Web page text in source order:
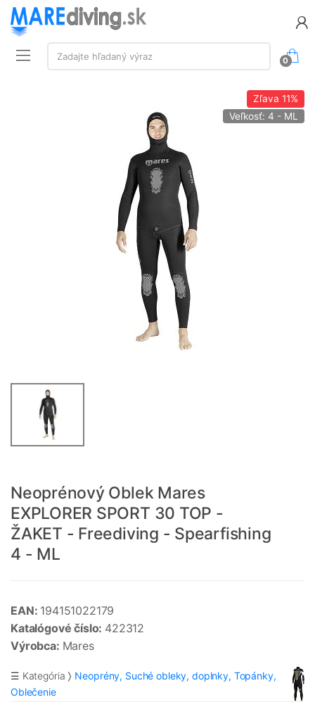
Vyhľadávanie:
Zadajte hľadaný výraz
0
Zľava 11%
Veľkosť: 4 - ML
Neoprénový Oblek Mares
EXPLORER SPORT 30 TOP -
ŽAKET - Freediving - Spearfishing
4 - ML
EAN: 194151022179
Katalógové číslo: 422312
Výrobca: Mares
☰ Kategória
Neoprény, Suché obleky, doplnky, Topánky,
Oblečenie